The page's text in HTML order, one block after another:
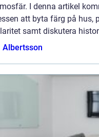
I denna artikel
att byta färg på hus,
samt diskutera
Albertsson